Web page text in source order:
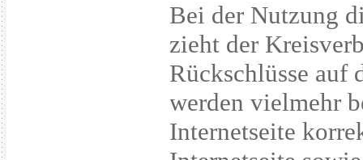
Bei der Nutzung
zieht der
Rückschlüsse auf
werden vielmehr
Internetseite